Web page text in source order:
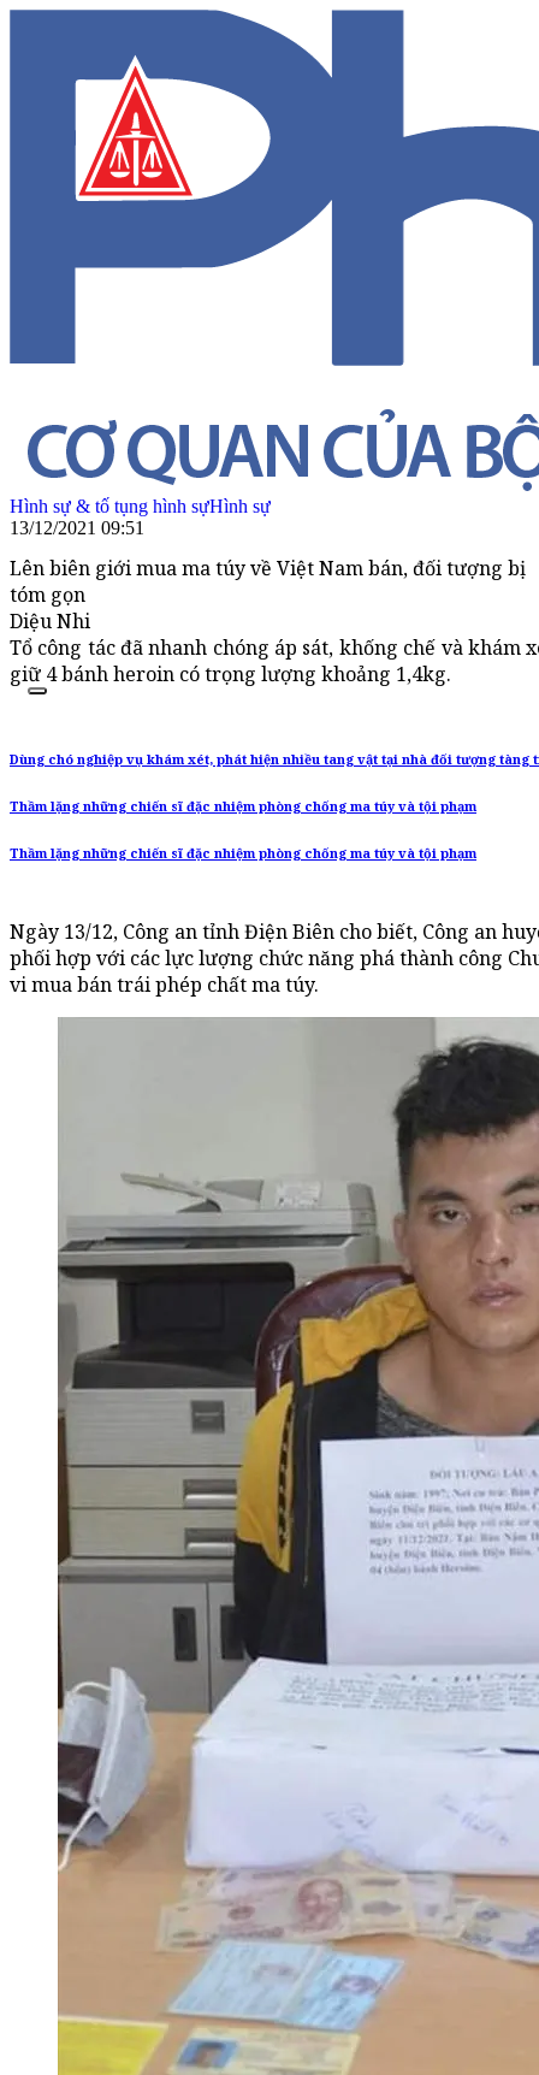
Hình sự & tố tụng hình sựHình sự
13/12/2021 09:51
Lên biên giới mua ma túy về Việt Nam bán, đối tượng bị
tóm gọn
Diệu Nhi
Tổ công tác đã nhanh chóng áp sát, khống chế và
giữ 4 bánh heroin có trọng lượng khoảng 1,4kg.
Dùng chó nghiệp vụ khám xét, phát hiện nhiều tang vật tại nhà đối tượng tàng
Thầm lặng những chiến sĩ đặc nhiệm phòng chống ma túy và tội phạm
Thầm lặng những chiến sĩ đặc nhiệm phòng chống ma túy và tội phạm
Ngày 13/12, Công an tỉnh Điện Biên cho biết, Công an
phối hợp với các lực lượng chức năng phá thành công
vi mua bán trái phép chất ma túy.